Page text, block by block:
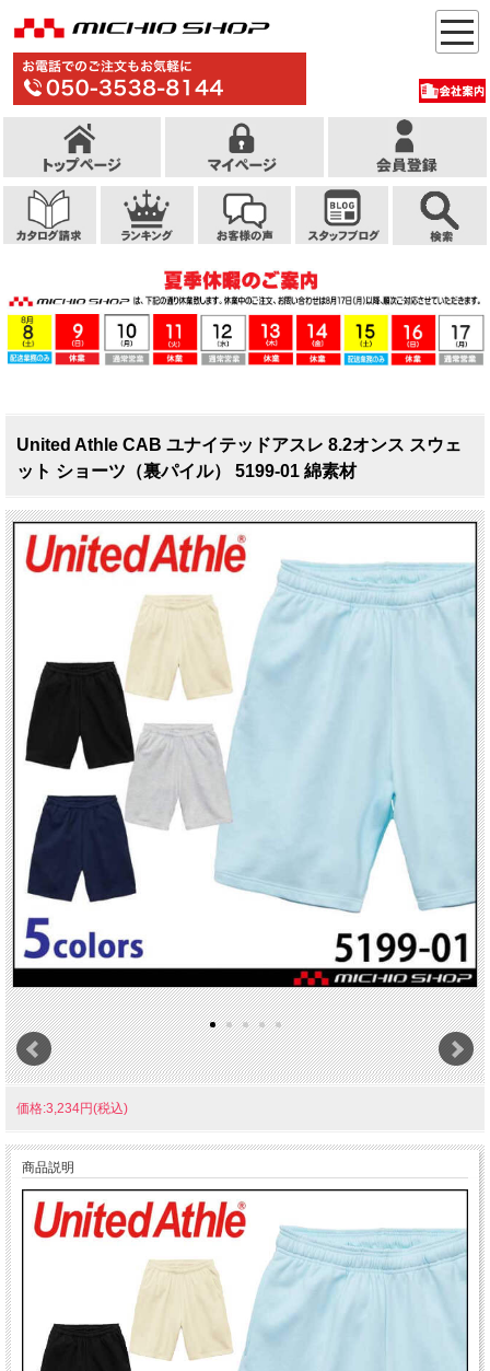
United Athle CAB ユナイテッドアスレ 8.2オンス スウェ
ット ショーツ（裏パイル） 5199-01 綿素材
価格:3,234円(税込)
商品説明